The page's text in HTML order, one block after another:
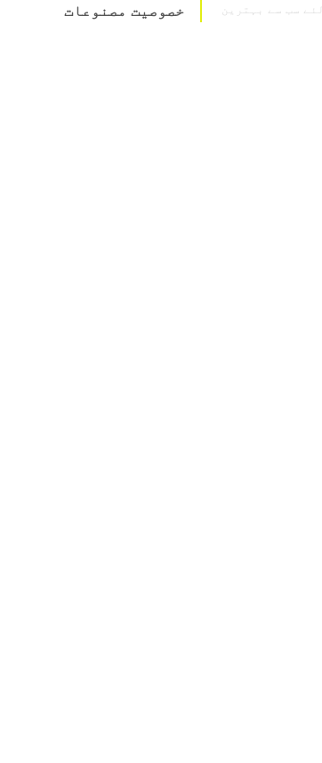
خصوصیت مصنوعات سب سے بہترین